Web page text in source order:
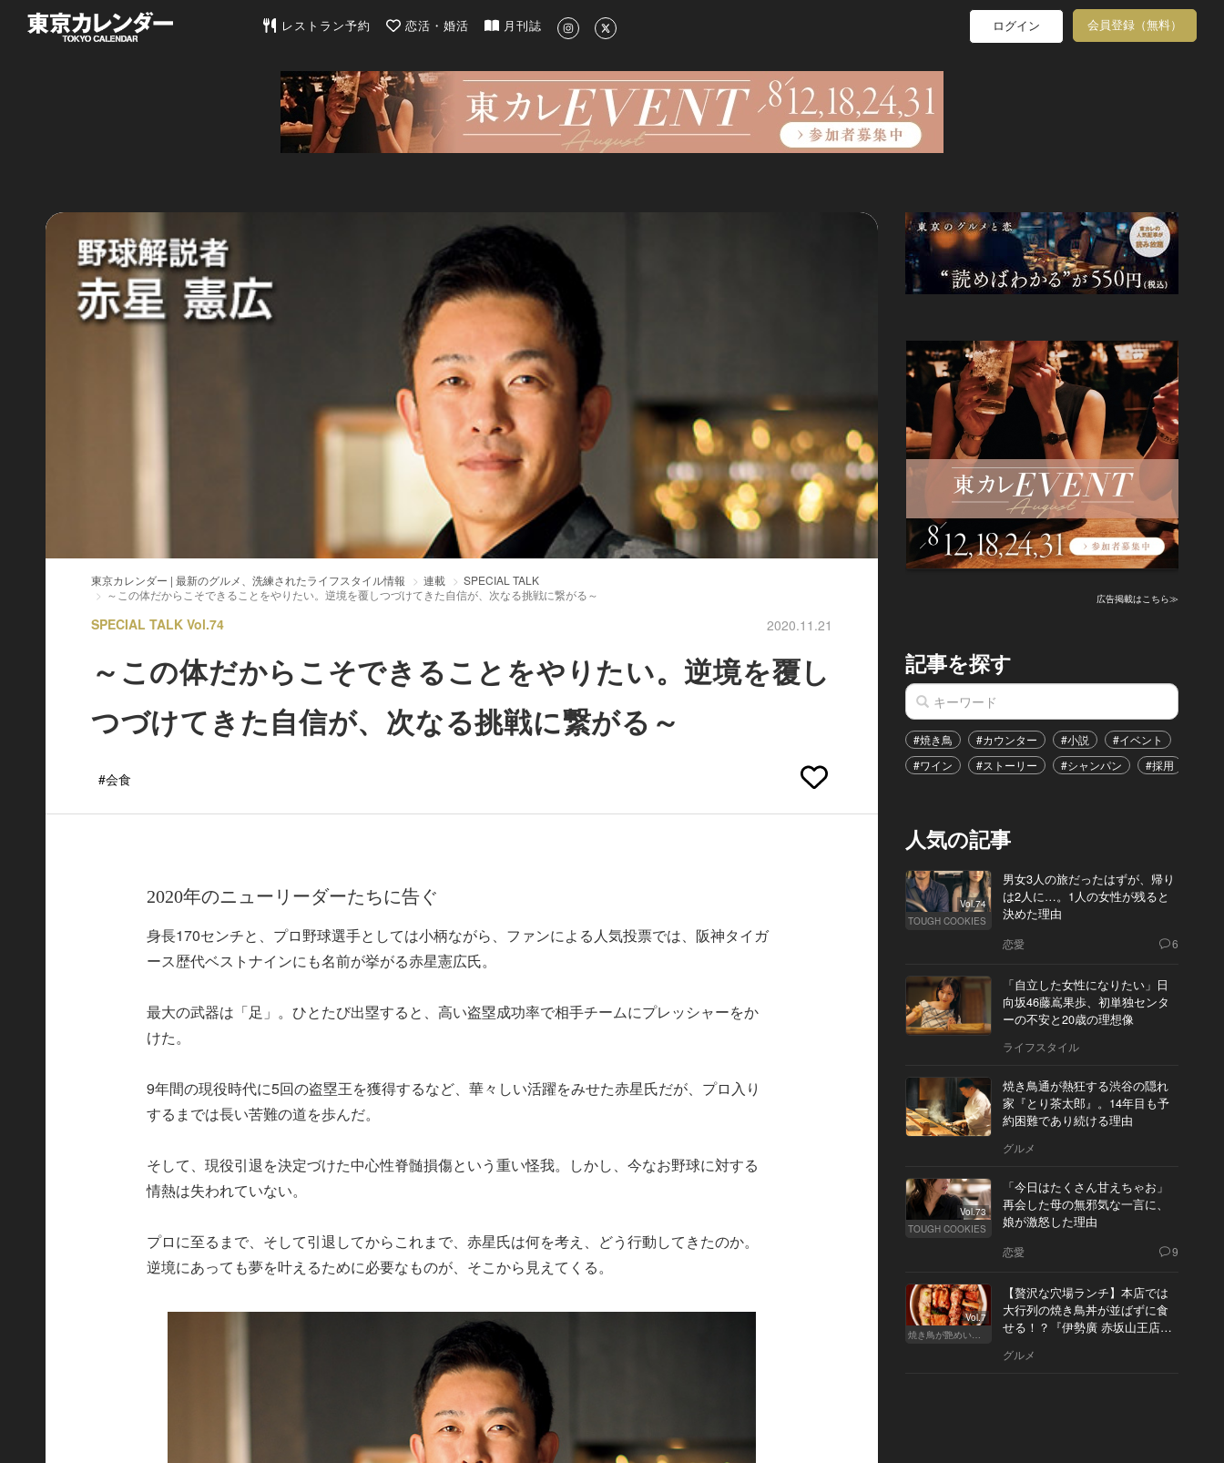
東京カレンダー | 最新のグルメ、洗練されたライフスタイル情報
レストラン予約 恋活・婚活 月刊誌 ログイン 会員登録（無料）
東京カレンダー | 最新のグルメ、洗練されたライフスタイル情報 連載
SPECIAL TALK
～この体だからこそできることをやりたい。逆境を覆しつづけてきた自信が、次なる挑戦に繋がる～
SPECIAL TALK Vol.74 2020.11.21
～この体だからこそできることをやりたい。逆境を覆し
つづけてきた自信が、次なる挑戦に繋がる～
#会食
2020年のニューリーダーたちに告ぐ
身長170センチと、プロ野球選手としては小柄ながら、ファンによる人気投票では、阪神タイガ
ース歴代ベストナインにも名前が挙がる赤星憲広氏。
最大の武器は「足」。ひとたび出塁すると、高い盗塁成功率で相手チームにプレッシャーをか
けた。
9年間の現役時代に5回の盗塁王を獲得するなど、華々しい活躍をみせた赤星氏だが、プロ入り
するまでは長い苦難の道を歩んだ。
そして、現役引退を決定づけた中心性脊髄損傷という重い怪我。しかし、今なお野球に対する
情熱は失われていない。
プロに至るまで、そして引退してからこれまで、赤星氏は何を考え、どう行動してきたのか。
逆境にあっても夢を叶えるために必要なものが、そこから見えてくる。
広告掲載はこちら≫
記事を探す
#焼き鳥 #カウンター #小説 #イベント
#ワイン
#ストーリー #シャンパン #採用
人気の記事
Vol.74
TOUGH COOKIES
男女3人の旅だったはずが、帰り
は2人に…。1人の女性が残ると
決めた理由
恋愛 6
「自立した女性になりたい」日
向坂46藤嶌果歩、初単独センタ
ーの不安と20歳の理想像
ライフスタイル
焼き鳥通が熱狂する渋谷の隠れ
家『とり茶太郎』。14年目も予
約困難であり続ける理由
グルメ
Vol.73
TOUGH COOKIES
「今日はたくさん甘えちゃお」
再会した母の無邪気な一言に、
娘が激怒した理由
恋愛 9
Vol.7
焼き鳥が艶めいてきた
【贅沢な穴場ランチ】本店では
大行列の焼き鳥丼が並ばずに食
せる！？『伊勢廣 赤坂山王店』
グルメ